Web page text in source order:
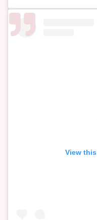
View